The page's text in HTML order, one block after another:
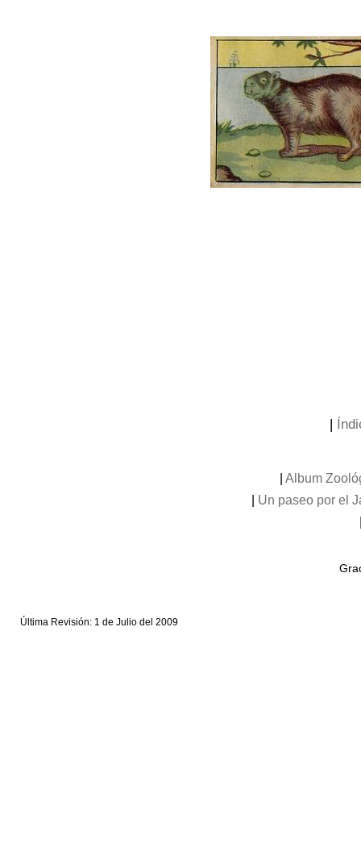
|
Album
Un paseo por el
Última Revisión: 1 de Julio del 2009